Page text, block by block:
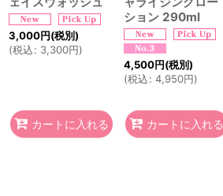
3,000円(税別)
(税込: 3,300円)
カートに入れる
ション 290ml
4,500円(税別)
(税込: 4,950円)
カートに入れる